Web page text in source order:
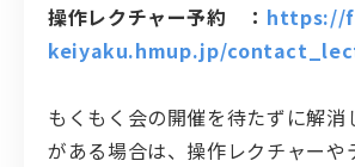
操作レクチャー予約 ： https://
keiyaku.hmup.jp/
もくもく会の開催を待たずに解消
がある場合は、操作レクチャーや